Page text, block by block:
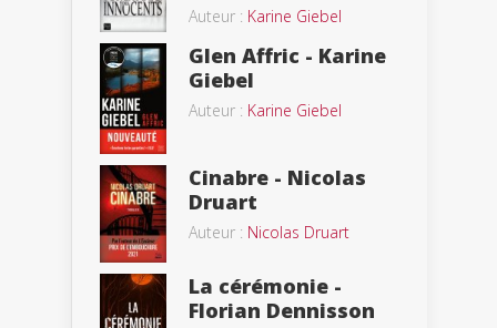
Auteur : Karine Giebel
Glen Affric - Karine
Giebel
Auteur : Karine Giebel
Cinabre - Nicolas
Druart
Auteur : Nicolas Druart
La cérémonie -
Florian Dennisson